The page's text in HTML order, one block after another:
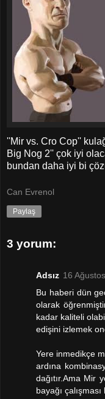
''Mir vs. Cro Cop''
Big Nog 2'' çok iyi
bundan daha iyi bi
Can Evrenol
Paylaş
3 yorum:
Adsız 16
Bu haberi dün
olarak
kadar kaliteli
edişini izlemek
Yere inmedikçe
ardına
dağıtır.Ama Mir
bayağı